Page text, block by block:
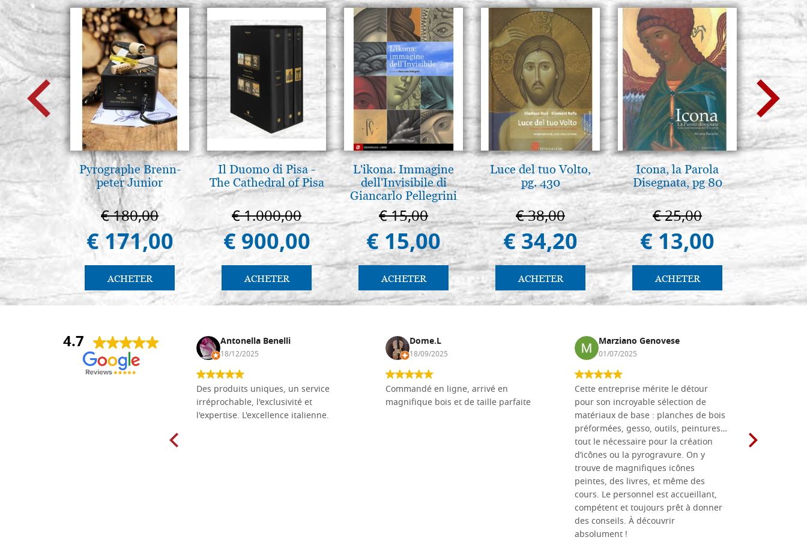
Pyrographe Brenn-
peter Junior
€ 180,00
€ 171,00
ACHETER
Il Duomo di Pisa -
The Cathedral of Pisa
€ 1.000,00
€ 900,00
ACHETER
L'ikona. Immagine
dell'Invisibile di
Giancarlo Pellegrini
€ 15,00
€ 15,00
ACHETER
Luce del tuo Volto,
pg. 430
€ 38,00
€ 34,20
ACHETER
Icona, la Parola
Disegnata, pg 80
€ 25,00
€ 13,00
ACHETER
Una
€
4.7
Daniel Vandewalle Antonella Benelli
18/12/2025
Des produits uniques, un service
irréprochable, l'exclusivité et
l'expertise. L'excellence italienne.
Dome.L
18/09/2025
Commandé en ligne, arrivé en
magnifique bois et de taille parfaite
Marziano Genovese
01/07/2025
Cette entreprise mérite le détour
pour son incroyable sélection de
matériaux de base : planches de bois
préformées, gesso, outils, peintures…
tout le nécessaire pour la création
d’icônes ou la pyrogravure. On y
trouve de magnifiques icônes
peintes, des livres, et même des
cours. Le personnel est accueillant,
compétent et toujours prêt à donner
des conseils. À découvrir
absolument !